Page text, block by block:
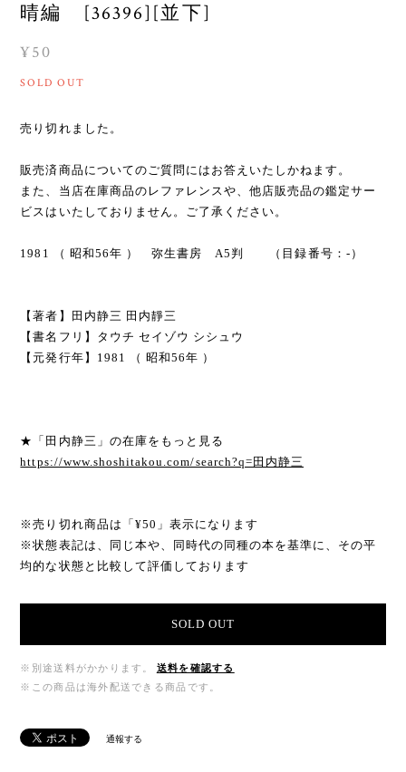
晴編 [36396][並下]
¥50
SOLD OUT
売り切れました。
販売済商品についてのご質問にはお答えいたしかねます。
また、当店在庫商品のレファレンスや、他店販売品の鑑定サー
ビスはいたしておりません。ご了承ください。
1981 （ 昭和56年 ） 弥生書房 A5判 （目録番号：-）
【著者】田内静三 田内靜三
【書名フリ】タウチ セイゾウ シシュウ
【元発行年】1981 （ 昭和56年 ）
★「田内静三」の在庫をもっと見る
https://www.shoshitakou.com/search?q=田内静三
※売り切れ商品は「¥50」表示になります
※状態表記は、同じ本や、同時代の同種の本を基準に、その平
均的な状態と比較して評価しております
SOLD OUT
※別途送料がかかります。
送料を確認する
※この商品は海外配送できる商品です。
通報する